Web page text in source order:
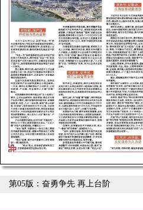
第05版：奋勇争先 再上台阶